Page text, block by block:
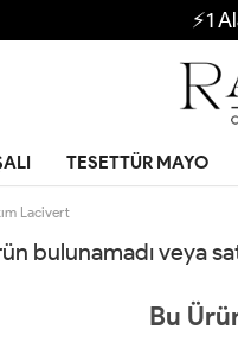
⚡1
TESETTÜR MAYO
Lacivert
bulunamadı veya
Bu